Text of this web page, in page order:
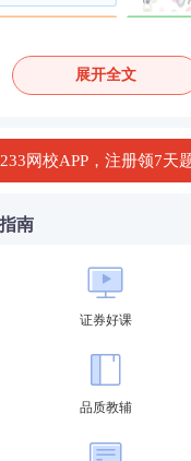
诺书，勾选“我已阅
展开全文
网校APP，注册领7天
南
证券好课
品质教辅